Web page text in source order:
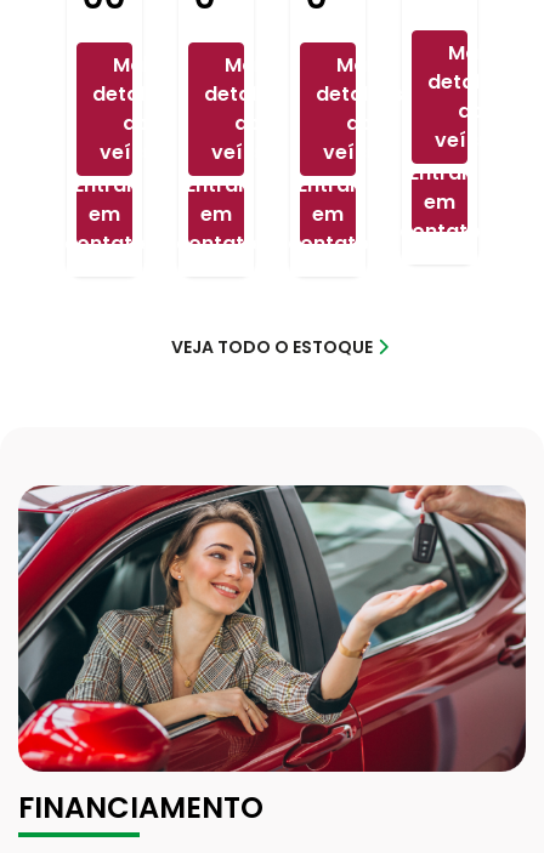
Mais
detalhes
do
veículo
Entrar
em
contato
Mais
detalhes
do
veículo
Entrar
em
contato
Mais
detalhes
do
veículo
Entrar
em
contato
Mais
detalhes
do
veículo
Entrar
em
contato
VEJA TODO O ESTOQUE
FINANCIAMENTO